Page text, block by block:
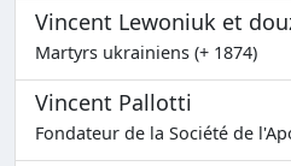
Vincent Lewoniuk et
Martyrs ukrainiens (+ 1874)
Vincent Pallotti
Fondateur de la Société de